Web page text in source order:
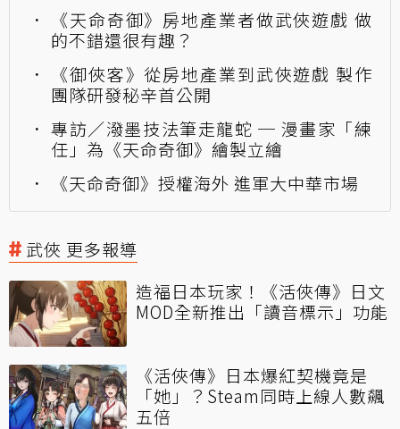
《天命奇御》房地產業者做武俠遊戲 做
的不錯還很有趣？
《御俠客》從房地產業到武俠遊戲 製作
團隊研發秘辛首公開
專訪／潑墨技法筆走龍蛇 ─ 漫畫家「練
任」為《天命奇御》繪製立繪
《天命奇御》授權海外 進軍大中華市場
武俠 更多報導
造福日本玩家！《活俠傳》日文
MOD全新推出「讀音標示」功能
《活俠傳》日本爆紅契機竟是
「她」？Steam同時上線人數飆
五倍